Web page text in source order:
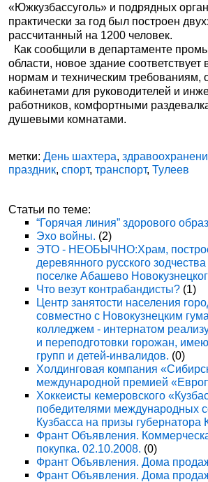
«Южкузбассуголь» и подрядных
практически за год был построен
рассчитанный на 1200 человек.
Как сообщили в департаменте
области, новое здание
нормам и техническим требованиям,
кабинетами для руководителей и
работников, комфортными
душевыми комнатами.
метки:День шахтера,
праздник,спорт,транспорт,Тулеев
Статьи по теме:
“Горячая линия” здорового
Эхо войны. (2)
ЭТО - НЕОБЫЧНО:Храм,
деревянного русского
поселке Абашево
Что везут контрабандисты? (1)
Центр занятости населения
совместно с Новокузнецким
колледжем - интернатом
и переподготовки горожан,
групп и детей-инвалидов. (0)
Холдинговая компания
международной премией
Хоккеисты кемеровского
победителями международных
Кузбасса на призы губернатора
Франт Объявления.
покупка. 02.10.2008. (0)
Франт Объявления. Дома
Франт Объявления. Дома